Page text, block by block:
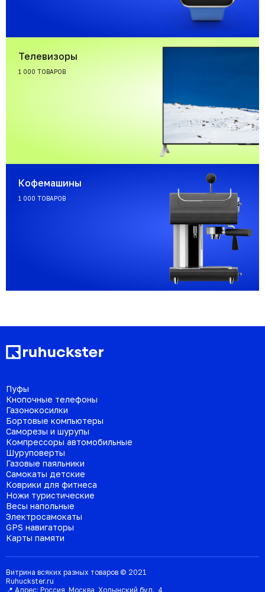
Телевизоры
1 000 ТОВАРОВ
Кофемашины
1 000 ТОВАРОВ
Пуфы
Кнопочные телефоны
Газонокосилки
Бортовые компьютеры
Саморезы и шурупы
Компрессоры автомобильные
Шуруповерты
Газовые паяльники
Самокаты детские
Коврики для фитнеса
Ножи туристические
Весы напольные
Электросамокаты
GPS навигаторы
Карты памяти
Витрина всяких разных товаров © 2021
Ruhuckster.ru
📍 Адрес: Россия Москва Ходынский бул., 4